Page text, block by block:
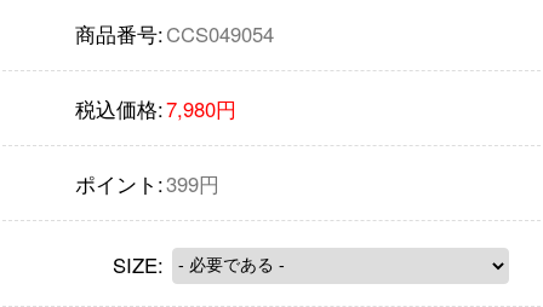
商品番号:CCS049054
税込価格:7,980円
ポイント:399円
SIZE: